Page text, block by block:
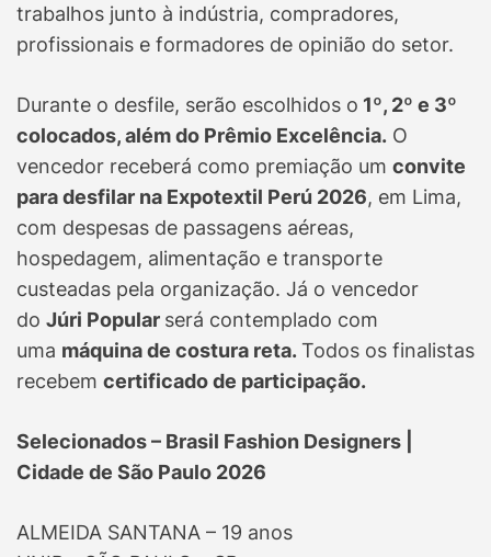
trabalhos junto à indústria, compradores,
profissionais e formadores de opinião do setor.
Durante o desfile, serão escolhidos o 1º, 2º e 3º
colocados, além do Prêmio Excelência. O
vencedor receberá como premiação um convite
para desfilar na Expotextil Perú 2026, em Lima,
com despesas de passagens aéreas,
hospedagem, alimentação e transporte
custeadas pela organização. Já o vencedor
do Júri Popular será contemplado com
uma máquina de costura reta. Todos os finalistas
recebem certificado de participação.
Selecionados – Brasil Fashion Designers |
Cidade de São Paulo 2026
ALMEIDA SANTANA – 19 anos